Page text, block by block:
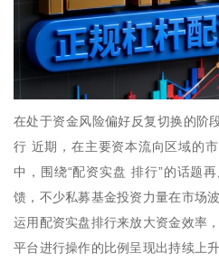
在处于资金风险偏好反复切换的阶
行 近期，在主要资本流向区域的
中，围绕“配资实盘 排行”的话题
馈，不少私募基金投资力量在市场
运用配资实盘排行来放大资金效率
平台进行操作的比例呈现出持续上